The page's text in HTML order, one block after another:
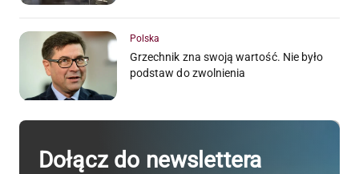
Polska
Grzechnik zna swoją wartość. Nie było
podstaw do zwolnienia
Dołącz do newslettera